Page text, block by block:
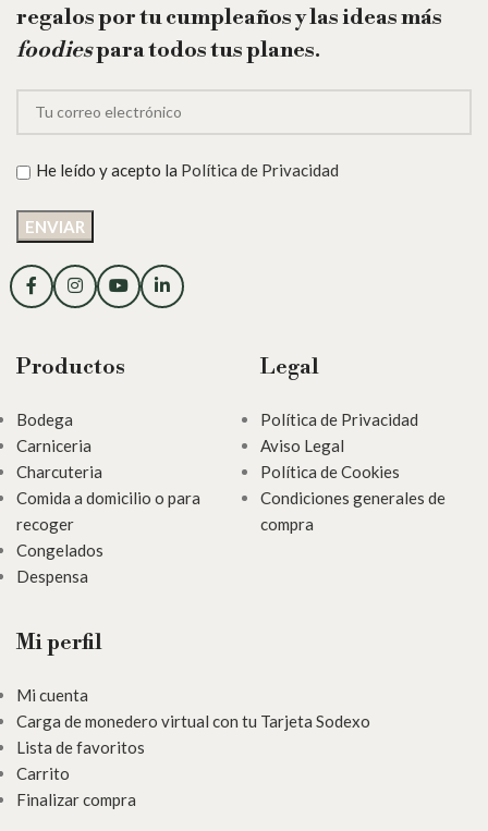
regalos por tu cumpleaños y las ideas más
foodiespara todos tus planes.
He leído y acepto la Política de Privacidad
Productos
Bodega
Carniceria
Charcuteria
Comida a domicilio o para
recoger
Congelados
Despensa
Legal
Política de Privacidad
Aviso Legal
Política de Cookies
Condiciones generales de
compra
Mi perfil
Mi cuenta
Carga de monedero virtual con tu Tarjeta Sodexo
Lista de favoritos
Carrito
Finalizar compra